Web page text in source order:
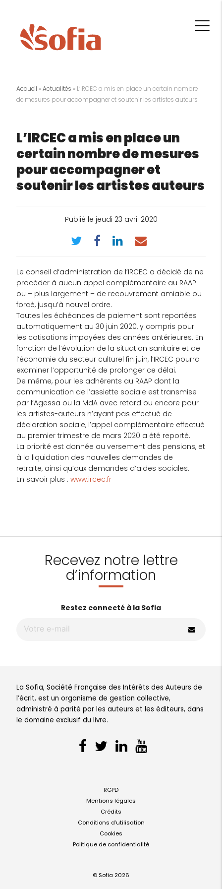
Accueil »Actualités » L’IRCEC a mis en place un certain nombre
de mesures pour accompagner et soutenir les artistes auteurs
L’IRCEC a mis en place un
certain nombre de mesures
pour accompagner et
soutenir les artistes auteurs
Publié le jeudi 23 avril 2020
Le conseil d‘administration de l’IRCEC a décidé de ne
procéder à aucun appel complémentaire au RAAP
ou – plus largement – de recouvrement amiable ou
forcé, jusqu’à nouvel ordre.
Toutes les échéances de paiement sont reportées
automatiquement au 30 juin 2020, y compris pour
les cotisations impayées des années antérieures. En
fonction de l’évolution de la situation sanitaire et de
l’économie du secteur culturel fin juin, l’IRCEC pourra
examiner l’opportunité de prolonger ce délai.
De même, pour les adhérents au RAAP dont la
communication de l’assiette sociale est transmise
par l’Agessa ou la MdA avec retard ou encore pour
les artistes-auteurs n’ayant pas effectué de
déclaration sociale, l’appel complémentaire effectué
au premier trimestre de mars 2020 a été reporté.
La priorité est donnée au versement des pensions, et
à la liquidation des nouvelles demandes de
retraite, ainsi qu’aux demandes d’aides sociales.
En savoir plus : www.ircec.fr
Recevez notre lettre
d’information
Restez connecté à la Sofia
La Sofia, Société Française des Intérêts des Auteurs de
l’écrit, est un organisme de gestion collective,
administré à parité par les auteurs et les éditeurs, dans
le domaine exclusif du livre.
RGPD
Mentions légales
Crédits
Conditions d’utilisation
Cookies
Politique de confidentialité
© Sofia 2026